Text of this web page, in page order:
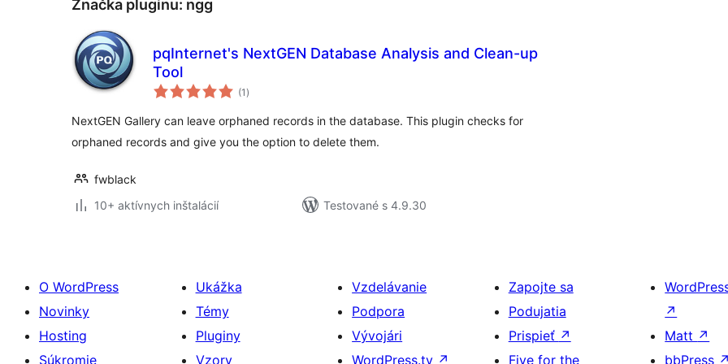
Značka pluginu: ngg
pqInternet's NextGEN Database Analysis and Clean-up
Tool
(1 celkové
hodnotenie
)
NextGEN Gallery can leave orphaned records in the database. This plugin checks for
orphaned records and give you the option to delete them.
fwblack
10+ aktívnych inštalácií
Testované s 4.9.30
O WordPress
Novinky
Hosting
Súkromie
Ukážka
Témy
Pluginy
Vzory
Vzdelávanie
Podpora
Vývojári
WordPress.tv ↗
Zapojte sa
Podujatia
Prispieť ↗
Five for the
↗
Matt ↗
bbPress ↗